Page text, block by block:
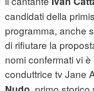
candidati della
programma, anche
di rifiutare la
nomi confermati vi
conduttrice tv Jane